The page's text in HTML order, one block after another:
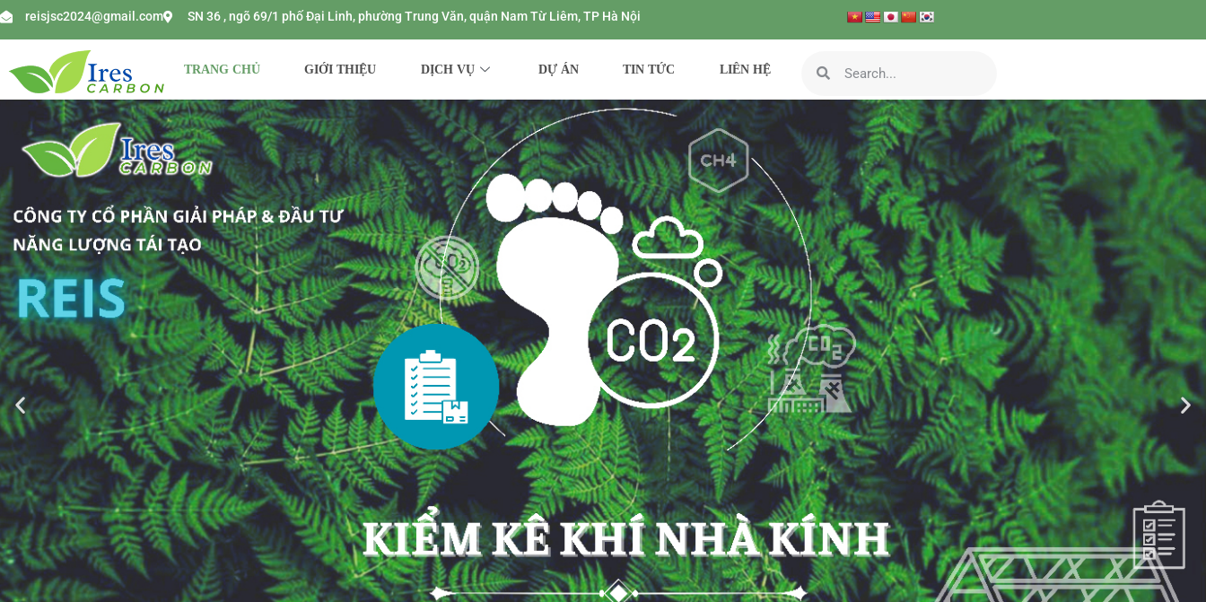
reisjsc2024@gmail.com SN 36 , ngõ 69/1 phố Đại Linh, phường Trung Văn, quận Nam Từ Liêm, TP Hà Nội
TRANG CHỦ GIỚI THIỆU DỊCH VỤ DỰ ÁN TIN TỨC LIÊN HỆ